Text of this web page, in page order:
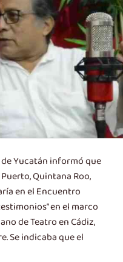
de Yucatán informó que
Quintana Roo,
en el Encuentro
en el marco
de Teatro en Cádiz,
Se indicaba que el